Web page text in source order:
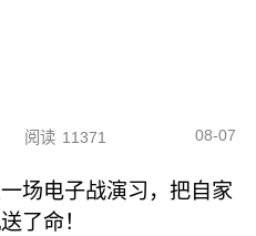
阅读 11371 08-07
场电子战演习，把自家
了命！